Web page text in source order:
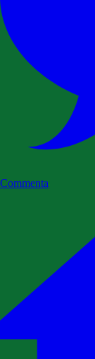
Commenta